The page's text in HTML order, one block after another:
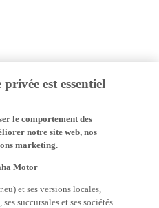
est essentiel
le comportement des
notre site web, nos
marketing.
Motor
et ses versions locales,
succursales et ses sociétés